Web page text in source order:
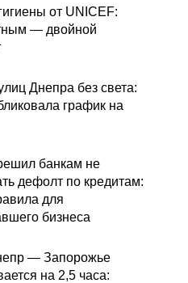
от UNICEF:
— двойной
Днепра без света:
график на
банкам не
дефолт по кредитам:
для
бизнеса
— Запорожье
на 2,5 часа: